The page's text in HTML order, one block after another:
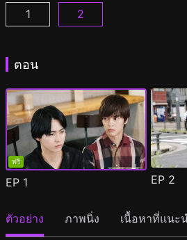
หลังเคาน์เตอร์นี้มีรัก ตอนที่ 1
1 หลังเคาน์เตอร์นี้มีรัก ซี
2
ตอน
ฟรี
EP 1 EP 2
ตัวอย่าง ภาพนิ่ง เนื้อหาที่แนะ